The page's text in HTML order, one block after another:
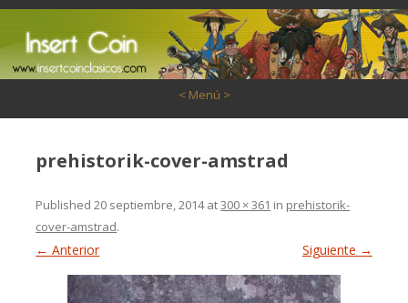
< Menú >
prehistorik-cover-amstrad
Published20 septiembre, 2014at300 × 361 in prehistorik-
cover-amstrad.
← Anterior Siguiente →